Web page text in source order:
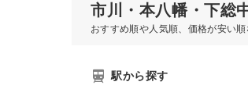
市川・本八幡・下総
おすすめ順や人気順、価格が安い
駅から探す